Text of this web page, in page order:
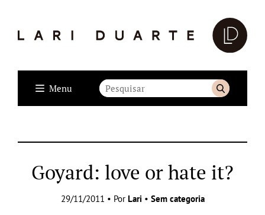
Menu
Goyard: love or hate it?
29/11/2011 • Por Lari • Sem categoria